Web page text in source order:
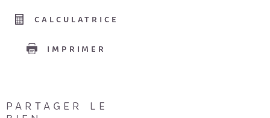
CALCULATRICE
IMPRIMER
PARTAGER LE